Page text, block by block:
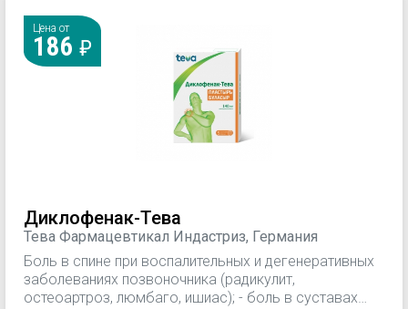
вызывает ощущение прохлады в месте нанесения
препарата за счет ментола.
Цена от
186
Диклофенак-Тева
Тева Фармацевтикал Индастриз, Германия
Боль в спине при воспалительных и дегенеративных
заболеваниях позвоночника (радикулит,
остеоартроз, люмбаго, ишиас); - боль в суставах